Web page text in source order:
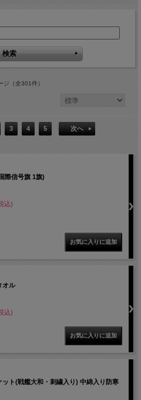
ジ（全301件）
3 4 5 次へ
際信号旗 1旗)
込)
オル
込)
ット(戦艦大和・刺繍入り) 中綿入り防寒